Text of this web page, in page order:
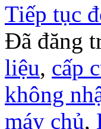
Tiếp tục
Đã đăng
liệu, cấp
không
máy chủ,